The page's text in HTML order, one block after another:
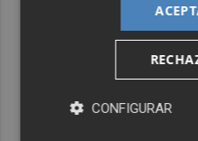
CONFIGURAR